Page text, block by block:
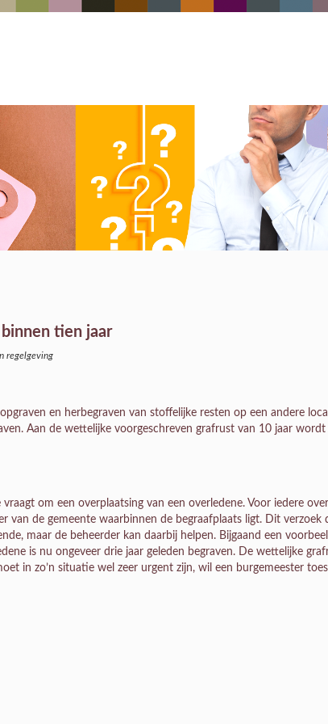
tien jaar
regelgeving
en herbegraven van stoffelijke resten op een andere
Aan de wettelijke voorgeschreven grafrust van 10 jaar
vraagt om een overplaatsing van een overledene. Voor iedere
van de gemeente waarbinnen de begraafplaats ligt. Dit verzoek
maar de beheerder kan daarbij helpen. Bijgaand een
is nu ongeveer drie jaar geleden begraven. De wettelijke
in zo’n situatie wel zeer urgent zijn, wil een burgemeester